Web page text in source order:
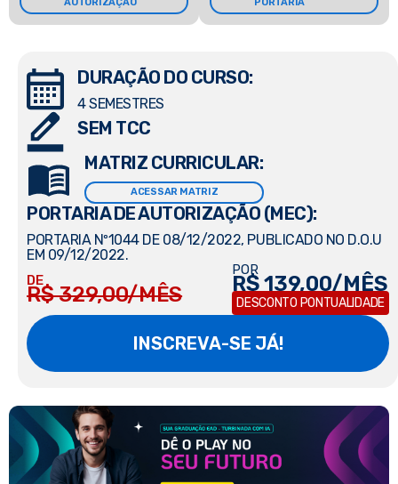
AUTORIZAÇÃO
PORTARIA
DURAÇÃO DO CURSO:
4 SEMESTRES
SEM TCC
MATRIZ CURRICULAR:
ACESSAR MATRIZ
PORTARIA DE AUTORIZAÇÃO (MEC):
PORTARIA Nº1044 DE 08/12/2022, PUBLICADO NO D.O.U
EM 09/12/2022.
DE
R$ 329,00/MÊS
POR
R$ 139,00/MÊS
DESCONTO PONTUALIDADE
INSCREVA-SE JÁ!